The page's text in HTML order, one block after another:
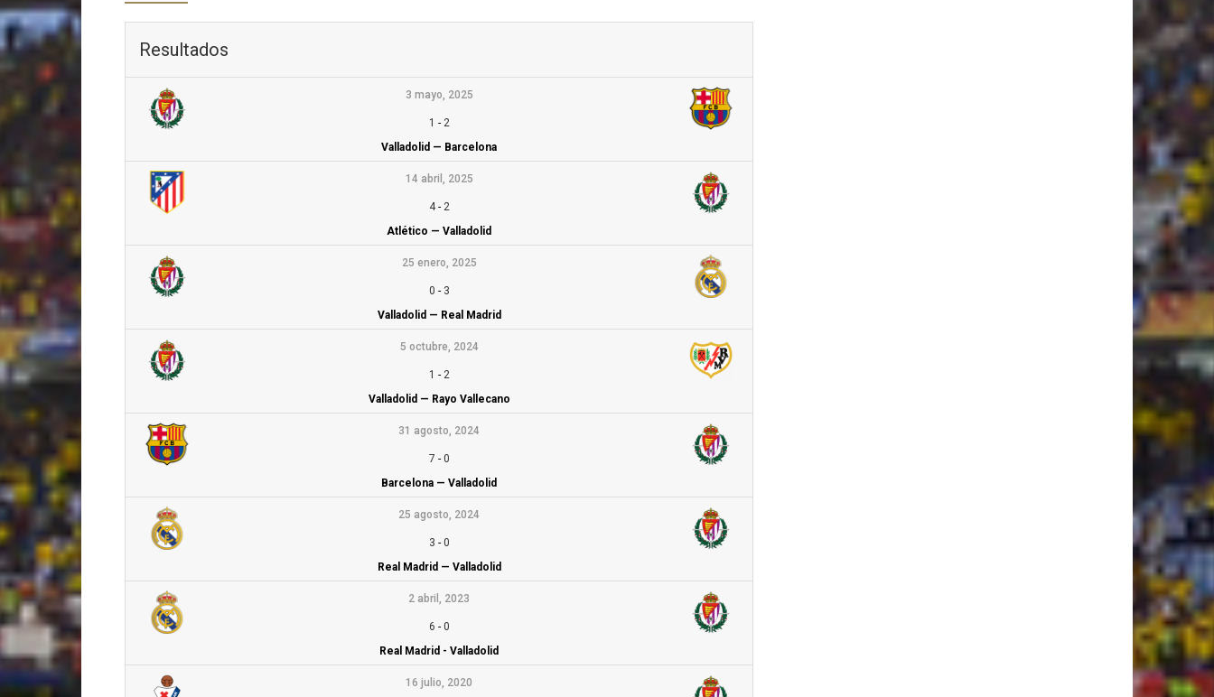
Resultados
3 mayo, 2025
1 - 2
Valladolid — Barcelona
14 abril, 2025
4- 2
Atlético — Valladolid
25 enero, 2025
0 - 3
Valladolid — Real Madrid
5 octubre, 2024
1 - 2
Valladolid — Rayo Vallecano
31 agosto, 2024
7 - 0
Barcelona — Valladolid
25 agosto, 2024
3 - 0
Real Madrid — Valladolid
2 abril, 2023
6 - 0
Real Madrid - Valladolid
16 julio, 2020